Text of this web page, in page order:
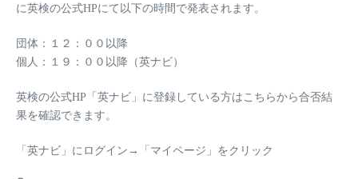
に英検の公式HPにて以下の時間で発表されます。
団体：１２：００以降
個人：１９：００以降（英ナビ）
英検の公式HP「英ナビ」に登録している方はこちらから合否結
果を確認できます。
「英ナビ」にログイン→「マイページ」をクリック